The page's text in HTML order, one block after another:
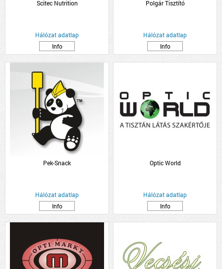
Scitec Nutrition
Hálózat adatlap
Info
Polgár Tisztító
Hálózat adatlap
Info
Pek-Snack
Hálózat adatlap
Info
Optic World
Hálózat adatlap
Info